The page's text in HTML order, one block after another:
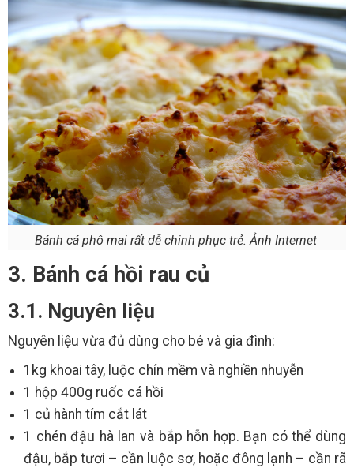
Bánh cá phô mai rất dễ chinh phục trẻ. Ảnh Internet
3. Bánh cá hồi rau củ
3.1. Nguyên liệu
Nguyên liệu vừa đủ dùng cho bé và gia đình:
1kg khoai tây, luộc chín mềm và nghiền nhuyễn
1 hộp 400g ruốc cá hồi
1 củ hành tím cắt lát
1 chén đậu hà lan và bắp hỗn hợp. Bạn có thể dùng
đậu, bắp tươi – cần luộc sơ, hoặc đông lạnh – cần rã